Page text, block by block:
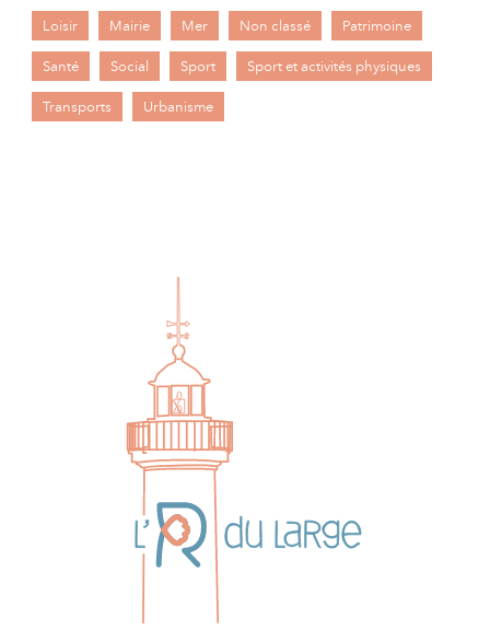
Loisir Mairie Mer Non classé Patrimoine
Santé Social Sport Sport et activités physiques
Transports Urbanisme